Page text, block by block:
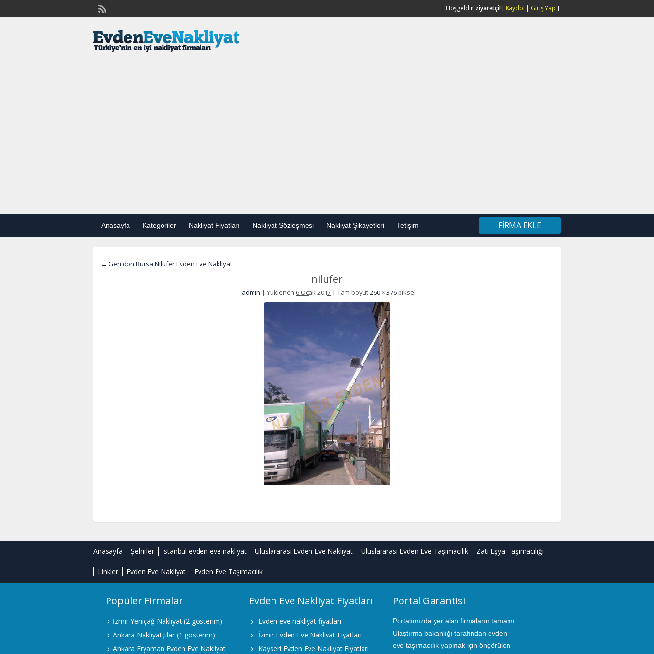
Hoşgeldin ziyaretçi! [ Kaydol | Giriş Yap ]
Anasayfa Kategoriler Nakliyat Fiyatları Nakliyat Sözleşmesi Nakliyat Şikayetleri İletişim FIRMA EKLE
← Geri dön Bursa Nilüfer Evden Eve Nakliyat
nilufer
- admin | Yüklenen 6 Ocak 2017 | Tam boyut260 × 376piksel
Anasayfa Şehirler istanbul evden eve nakliyat Uluslararası Evden Eve Nakliyat Uluslararası Evden Eve Taşımacılık Zati Eşya Taşımacılığı
Linkler Evden Eve Nakliyat Evden Eve Taşımacılık
Popüler Firmalar
İzmir Yeniçağ Nakliyat (2 gösterim)
Ankara Nakliyatçılar (1 gösterim)
Ankara Eryaman Evden Eve Nakliyat
Evden Eve Nakliyat Fiyatları
Evden eve nakliyat fiyatları
İzmir Evden Eve Nakliyat Fiyatları
Kayseri Evden Eve Nakliyat Fiyatları
Portal Garantisi
Portalımızda yer alan firmaların tamamı
Ulaştırma bakanlığı tarafından evden
eve taşımacılık yapmak için öngörülen